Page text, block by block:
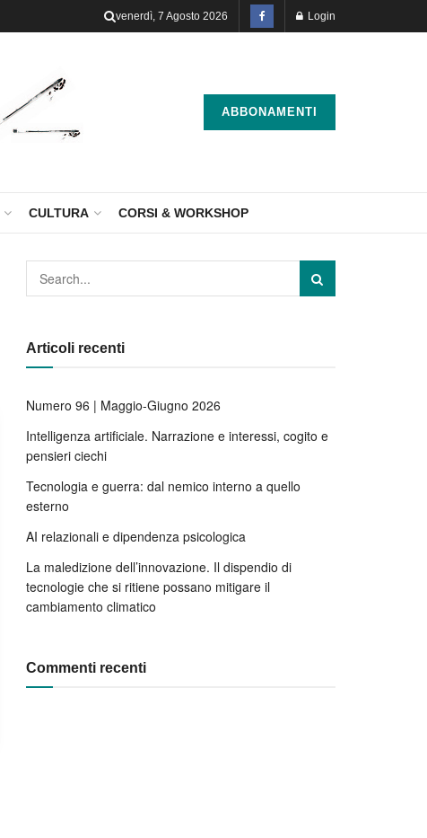
venerdì, 7 Agosto 2026 Login
ABBONAMENTI
CULTURA CORSI & WORKSHOP
Articoli recenti
Numero 96 | Maggio-Giugno 2026
Intelligenza artificiale. Narrazione e interessi, cogito e
pensieri ciechi
Tecnologia e guerra: dal nemico interno a quello
esterno
AI relazionali e dipendenza psicologica
La maledizione dell’innovazione. Il dispendio di
tecnologie che si ritiene possano mitigare il
cambiamento climatico
Commenti recenti